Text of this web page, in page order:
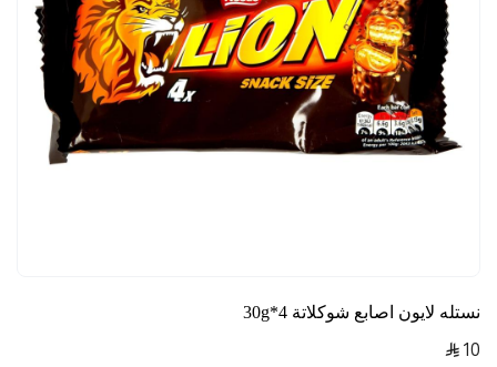
نستله لايون اصابع شوكلاتة 4*30g
10